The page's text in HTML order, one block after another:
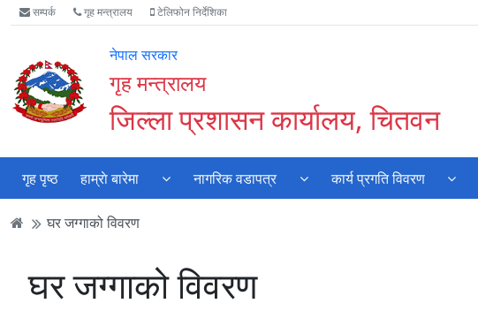
Accessibility
Mode
गर्नुहोस्
मुख्य
सामाग्री
मुख्य
नेभिगेसन
वेबसाइट
खोजमा
सम्पर्क गृह मन्त्रालय टेलिफोन निर्देशिका
नेपाल सरकार
गृह मन्त्रालय
जिल्ला प्रशासन कार्यालय, चितवन
गृह पृष्ठ हाम्राे बारेमा नागरिक वडापत्र कार्य प्रगति विवरण
घर जग्गाको विवरण
घर जग्गाको विवरण